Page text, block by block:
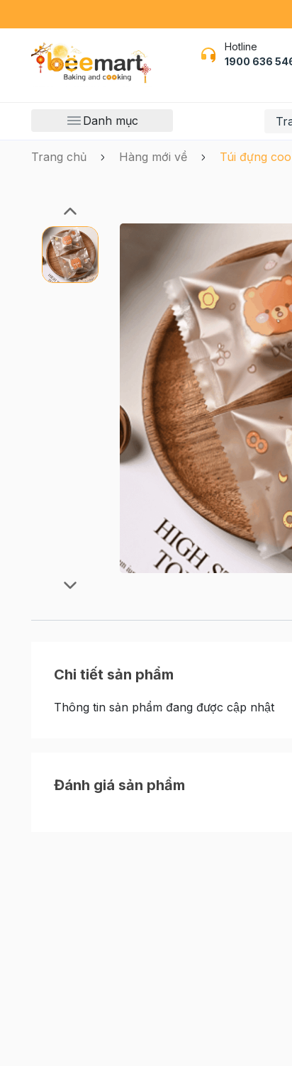
Hotline
1900 636
Danh mục
Trang chủ Hàng mới về Túi đựng
Chi tiết sản phẩm
Thông tin sản phẩm đang được cập nhật
Đánh giá sản phẩm